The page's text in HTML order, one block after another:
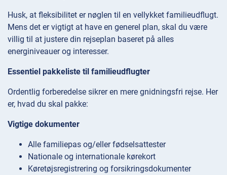
Husk, at fleksibilitet er nøglen til en vellykket familieudflugt.
Mens det er vigtigt at have en generel plan, skal du være
villig til at justere din rejseplan baseret på alles
energiniveauer og interesser.
Essentiel pakkeliste til familieudflugter
Ordentlig forberedelse sikrer en mere gnidningsfri rejse. Her
er, hvad du skal pakke:
Vigtige dokumenter
Alle familiepas og/eller fødselsattester
Nationale og internationale kørekort
Køretøjsregistrering og forsikringsdokumenter